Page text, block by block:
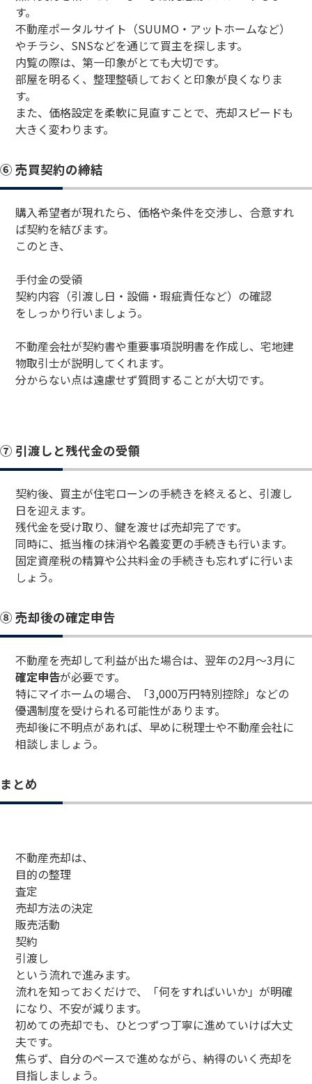
す。
不動産ポータルサイト（SUUMO・アットホームなど）
やチラシ、SNSなどを通じて買主を探します。
内覧の際は、第一印象がとても大切です。
部屋を明るく、整理整頓しておくと印象が良くなりま
す。
また、価格設定を柔軟に見直すことで、売却スピードも
大きく変わります。
⑥ 売買契約の締結
購入希望者が現れたら、価格や条件を交渉し、合意すれ
ば契約を結びます。
このとき、
手付金の受領
契約内容（引渡し日・設備・瑕疵責任など）の確認
をしっかり行いましょう。
不動産会社が契約書や重要事項説明書を作成し、宅地建
物取引士が説明してくれます。
分からない点は遠慮せず質問することが大切です。
⑦ 引渡しと残代金の受領
契約後、買主が住宅ローンの手続きを終えると、引渡し
日を迎えます。
残代金を受け取り、鍵を渡せば売却完了です。
同時に、抵当権の抹消や名義変更の手続きも行います。
固定資産税の精算や公共料金の手続きも忘れずに行いま
しょう。
⑧ 売却後の確定申告
不動産を売却して利益が出た場合は、翌年の2月〜3月に
確定申告が必要です。
特にマイホームの場合、「3,000万円特別控除」などの
優遇制度を受けられる可能性があります。
売却後に不明点があれば、早めに税理士や不動産会社に
相談しましょう。
まとめ
不動産売却は、
目的の整理
査定
売却方法の決定
販売活動
契約
引渡し
という流れで進みます。
流れを知っておくだけで、「何をすればいいか」が明確
になり、不安が減ります。
初めての売却でも、ひとつずつ丁寧に進めていけば大丈
夫です。
焦らず、自分のペースで進めながら、納得のいく売却を
目指しましょう。